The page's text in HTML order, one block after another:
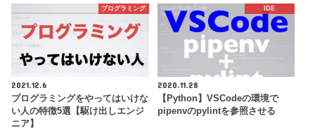
プログラミング
2021.12.6
プログラミングをやってはいけな
い人の特徴5選【駆け出しエンジ
ニア】
IDE
2020.11.28
【Python】VSCodeの環境で
pipenvのpylintを参照させる